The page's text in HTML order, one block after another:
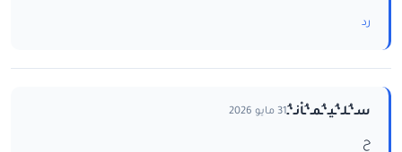
رد
سـ‘ـُلـ‘ـُيـ‘ـُمـ‘ـُاْنـ‘ـُ31 مايو 2026
ح